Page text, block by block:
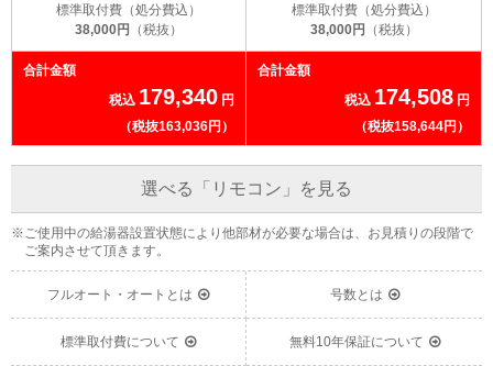
標準取付費（処分費込）
38,000円
（税抜）
標準取付費（処分費込）
38,000円
（税抜）
合計金額
税込 179,340 円
（税抜163,036円）
合計金額
税込 174,508 円
（税抜158,644円）
選べる「リモコン」を見る
※ご使用中の給湯器設置状態により他部材が必要な場合は、お見積りの段階で
ご案内させて頂きます。
フルオート・オートとは 号数とは
標準取付費について 無料10年保証について